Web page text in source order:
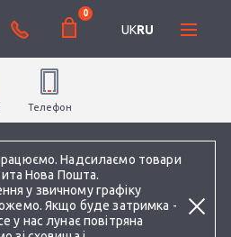
Надсилаємо товари
Нова Пошта.
у звичному графіку
Якщо буде затримка -
у нас лунає повітряна
0
UKRU
Телефон